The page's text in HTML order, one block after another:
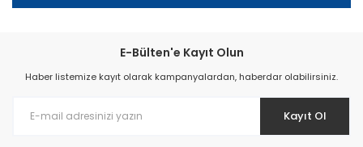
E-Bülten'e Kayıt Olun
Haber listemize kayıt olarak kampanyalardan, haberdar olabilirsiniz.
Kayıt Ol